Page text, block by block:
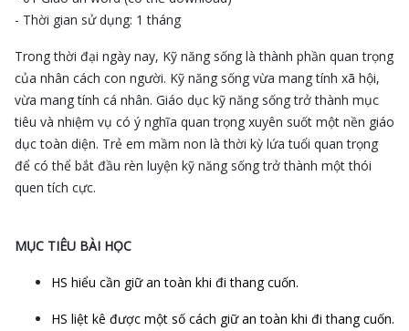
- Thời gian sử dụng: 1 tháng
Trong thời đại ngày nay, Kỹ năng sống là thành phần quan trọng
của nhân cách con người. Kỹ năng sống vừa mang tính xã hội,
vừa mang tính cá nhân. Giáo dục kỹ năng sống trở thành mục
tiêu và nhiệm vụ có ý nghĩa quan trọng xuyên suốt một nền giáo
dục toàn diện. Trẻ em mầm non là thời kỳ lứa tuổi quan trọng
để có thể bắt đầu rèn luyện kỹ năng sống trở thành một thói
quen tích cực.
MỤC TIÊU BÀI HỌC
HS hiểu cần giữ an toàn khi đi thang cuốn.
HS liệt kê được một số cách giữ an toàn khi đi thang cuốn.